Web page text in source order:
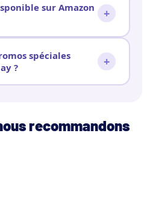
sur Amazon
+
spéciales
?
+
recommandons